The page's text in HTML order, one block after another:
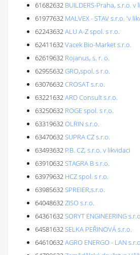
61682632 BUILDERS-Praha, s.r.o. v
61977632 MALVEX - STAV s.r.o. 'v
62243632ALU A-Z spol. s r.o.
62411632Vacek Bio-Market s.r.o.
62619632 Rojanus, s. r. o.
62955632GRO,spol. s r.o.
63076632CROSAT s.r.o.
63221632ARD Consult s.r.o.
63250632 ROGE spol. s r.o.
63319632OLRIN s.r.o.
63470632SUPRA CZ s.r.o.
63493632 P.B. CZ, s.r.o. v likvidaci
63910632STAGRA B s.r.o.
63979632 HCZ spol. s r.o.
63985632SPREIER,s.r.o.
64048632ZISO s.r.o.
64361632SORYT ENGINEERING
64581632SELKA PEŘINOVÁ s.r.o.
64610632AGRO ENERGO - LAN